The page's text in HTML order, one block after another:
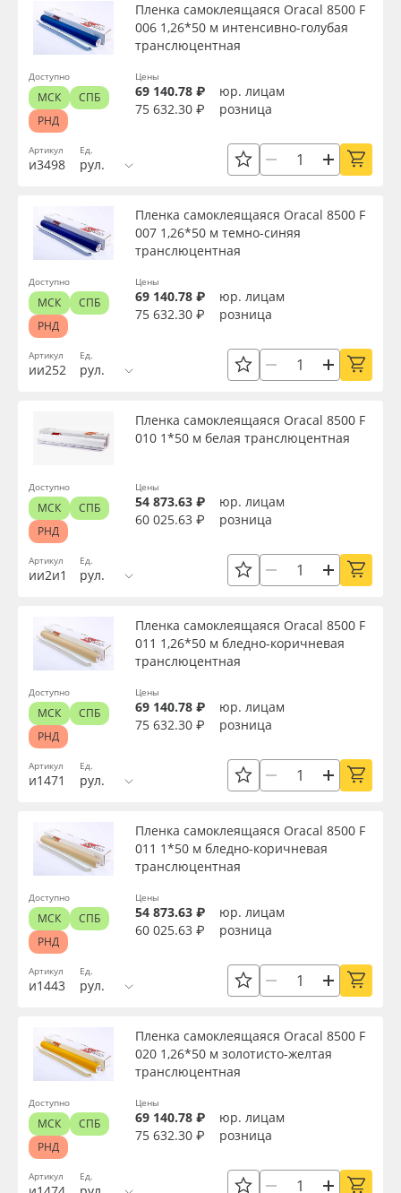
Артикул
и3498
Пленка самоклеящаяся Oracal 8500 F
006 1,26*50 м интенсивно-голубая
транслюцентная
Ед.
рул.
Цены
69 140.78 ₽
юр. лицам
75 632.30 ₽
розница
Доступно
МСК
СПБ
РНД
Артикул
ии252
Пленка самоклеящаяся Oracal 8500 F
007 1,26*50 м темно-синяя
транслюцентная
Ед.
рул.
Цены
69 140.78 ₽
юр. лицам
75 632.30 ₽
розница
Доступно
МСК
СПБ
РНД
Артикул
ии2и1
Пленка самоклеящаяся Oracal 8500 F
010 1*50 м белая транслюцентная
Ед.
рул.
Цены
54 873.63 ₽
юр. лицам
60 025.63 ₽
розница
Доступно
МСК
СПБ
РНД
Артикул
и1471
Пленка самоклеящаяся Oracal 8500 F
011 1,26*50 м бледно-коричневая
транслюцентная
Ед.
рул.
Цены
69 140.78 ₽
юр. лицам
75 632.30 ₽
розница
Доступно
МСК
СПБ
РНД
Артикул
и1443
Пленка самоклеящаяся Oracal 8500 F
011 1*50 м бледно-коричневая
транслюцентная
Ед.
рул.
Цены
54 873.63 ₽
юр. лицам
60 025.63 ₽
розница
Доступно
МСК
СПБ
РНД
Артикул
Пленка самоклеящаяся Oracal 8500 F
020 1,26*50 м золотисто-желтая
транслюцентная
Ед.
Цены
69 140.78 ₽
юр. лицам
75 632.30 ₽
розница
Доступно
МСК
СПБ
РНД